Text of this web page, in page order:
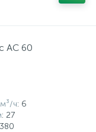
AC 60
ч: 6
: 27